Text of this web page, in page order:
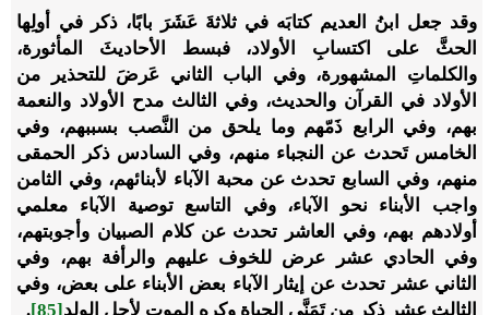
وقد جعل ابنُ العديم كتابَه في ثلاثةَ عَشَرَ بابًا، ذكر في أولِها
الحثَّ على اكتسابِ الأولاد، فبسط الأحاديثَ المأثورة،
والكلماتِ المشهورة، وفي الباب الثاني عَرضَ للتحذير من
الأولاد في القرآن والحديث، وفي الثالث مدح الأولاد والنعمة
بهم، وفي الرابع ذَمّهم وما يلحق من النَّصب بسببهم، وفي
الخامس تَحدث عن النجباء منهم، وفي السادس ذكر الحمقى
منهم، وفي السابع تحدث عن محبة الآباء لأبنائهم، وفي الثامن
واجب الأبناء نحو الآباء، وفي التاسع توصية الآباء معلمي
أولادهم بهم، وفي العاشر تحدث عن كلام الصبيان وأجوبتهم،
وفي الحادي عشر عرض للخوف عليهم والرأفة بهم، وفي
الثاني عشر تحدث عن إيثار الآباء بعض الأبناء على بعض، وفي
الثالث عشر ذكر من تَمَنَّى الحياة وكره الموت لأجل الولد [85]
.